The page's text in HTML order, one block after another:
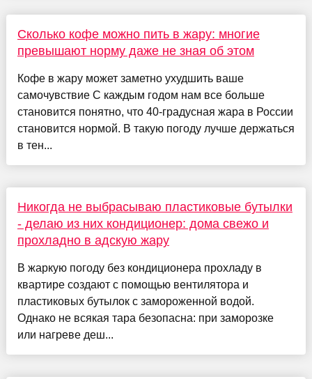
Сколько кофе можно пить в жару: многие
превышают норму даже не зная об этом
Кофе в жару может заметно ухудшить ваше
самочувствие С каждым годом нам все больше
становится понятно, что 40-градусная жара в России
становится нормой. В такую погоду лучше держаться
в тен...
Никогда не выбрасываю пластиковые бутылки
- делаю из них кондиционер: дома свежо и
прохладно в адскую жару
В жаркую погоду без кондиционера прохладу в
квартире создают с помощью вентилятора и
пластиковых бутылок с замороженной водой.
Однако не всякая тара безопасна: при заморозке
или нагреве деш...